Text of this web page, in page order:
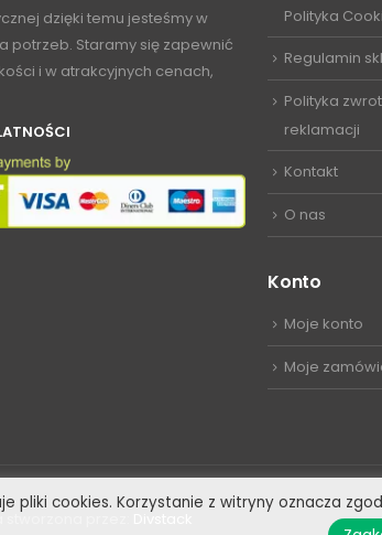
dzięki temu jesteśmy w
potrzeb. Staramy się zapewnić
i w atrakcyjnych cenach,
Polityka
Regulamin
Polityka
reklamacji
Kontakt
O nas
Konto
Moje konto
Moje
pliki cookies. Korzystanie z witryny oznacza